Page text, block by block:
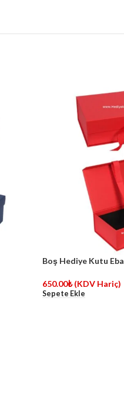
Boş Hediye Kutu
650.00₺ (KDV Hariç)
Sepete Ekle